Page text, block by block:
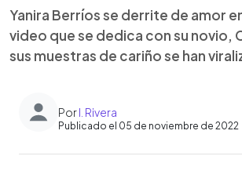
Yanira Berríos se derrite de amor
video que se dedica con su novio,
sus muestras de cariño se han
PorI. Rivera
Publicado el 05 de noviembre de 2022